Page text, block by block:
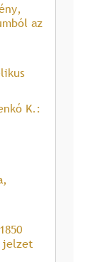
az
K.:
jelzet